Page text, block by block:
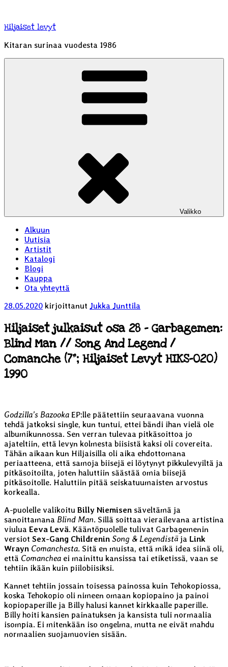
Hiljaiset levyt
Kitaran surinaa vuodesta 1986
Valikko
Alkuun
Uutisia
Artistit
Katalogi
Blogi
Kauppa
Ota yhteyttä
Julkaistu
28.05.2020 kirjoittanut Jukka Junttila
Hiljaiset julkaisut osa 28 – Garbagemen:
Blind Man // Song And Legend /
Comanche (7”; Hiljaiset Levyt HIKS-020)
1990
Godzilla’s Bazooka EP:lle päätettiin seuraavana vuonna
tehdä jatkoksi single, kun tuntui, ettei bändi ihan vielä ole
albumikunnossa. Sen verran tulevaa pitkäsoittoa jo
ajateltiin, että levyn kolmesta biisistä kaksi oli covereita.
Tähän aikaan kun Hiljaisilla oli aika ehdottomana
periaatteena, että samoja biisejä ei löytynyt pikkulevyiltä ja
pitkäsoitoilta, joten haluttiin säästää omia biisejä
pitkäsoitolle. Haluttiin pitää seiskatuumaisten arvostus
korkealla.
A-puolelle valikoitu Billy Niemisen säveltämä ja
sanoittamana Blind Man. Sillä soittaa vierailevana artistina
viulua Eeva Levä. Kääntöpuolelle tulivat Garbagemenin
versiot Sex-Gang Childrenin Song & Legendistä ja Link
Wrayn Comanchesta. Sitä en muista, että mikä idea siinä oli,
että Comanchea ei mainittu kansissa tai etiketissä, vaan se
tehtiin ikään kuin piilobiisiksi.
Kannet tehtiin jossain toisessa painossa kuin Tehokopiossa,
koska Tehokopio oli nimeen omaan kopiopaino ja painoi
kopiopaperille ja Billy halusi kannet kirkkaalle paperille.
Billy hoiti kansien painatuksen ja kansista tuli normaalia
isompia. Ei mitenkään iso ongelma, mutta ne eivät mahdu
normaalien suojamuovien sisään.